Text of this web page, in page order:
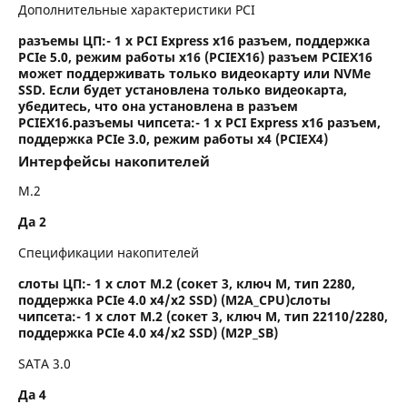
Дополнительные характеристики PCI
разъемы ЦП:- 1 x PCI Express x16 разъем, поддержка
PCIe 5.0, режим работы x16 (PCIEX16) разъем PCIEX16
может поддерживать только видеокарту или NVMe
SSD. Если будет установлена только видеокарта,
убедитесь, что она установлена в разъем
PCIEX16.разъемы чипсета:- 1 x PCI Express x16 разъем,
поддержка PCIe 3.0, режим работы x4 (PCIEX4)
Интерфейсы накопителей
M.2
Да 2
Спецификации накопителей
слоты ЦП:- 1 x слот M.2 (сокет 3, ключ M, тип 2280,
поддержка PCIe 4.0 x4/x2 SSD) (M2A_CPU)слоты
чипсета:- 1 x слот M.2 (сокет 3, ключ M, тип 22110/2280,
поддержка PCIe 4.0 x4/x2 SSD) (M2P_SB)
SATA 3.0
Да 4